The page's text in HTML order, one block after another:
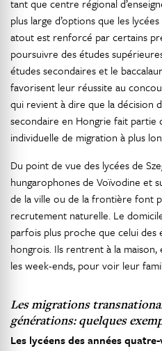
tant que centre régional
plus large d’options que les
atout est renforcé par certains
poursuivre des études
études secondaires et le
favorisent leur réussite au
qui revient à dire que la décision
secondaire en Hongrie fait partie
individuelle de migration à plus
Du point de vue des lycées de
hungarophones de Voïvodine et
de la ville ou de la frontière font
recrutement naturelle. Le
parfois plus proche que celui des
hongrois. Ils rentrent à la
les week-ends, pour voir leur
Les migrations
générations: quelques
Les lycéens des années